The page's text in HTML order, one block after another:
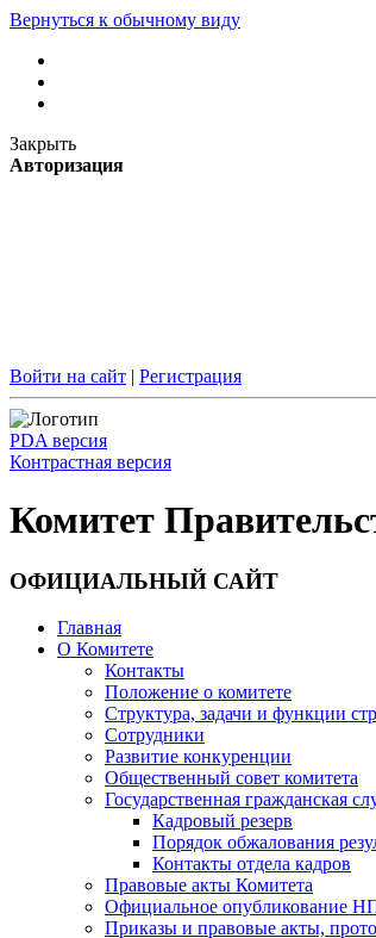
Вернуться к обычному виду
Закрыть
Авторизация
Войти на сайт | Регистрация
PDA версия
Контрастная версия
Комитет
ОФИЦИАЛЬНЫЙ САЙТ
Главная
О Комитете
Контакты
Положение о комитете
Структура, задачи и функции
Сотрудники
Развитие конкуренции
Общественный совет комитета
Государственная гражданская
Кадровый резерв
Порядок обжалования
Контакты отдела кадров
Правовые акты Комитета
Официальное опубликование
Приказы и правовые акты,